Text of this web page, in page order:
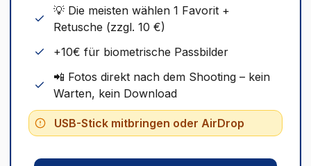
💡 Die meisten wählen 1 Favorit +
Retusche (zzgl. 10 €)
+10€ für biometrische Passbilder
📲 Fotos direkt nach dem Shooting – kein
Warten, kein Download
USB-Stick mitbringen oder AirDrop